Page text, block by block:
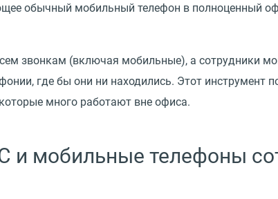
обычный мобильный телефон в полноценный
звонкам (включая мобильные), а сотрудники
где бы они ни находились. Этот инструмент
много работают вне офиса.
мобильные телефоны